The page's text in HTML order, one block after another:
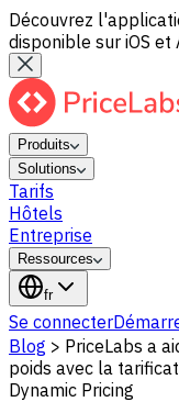
Découvrez
disponible sur iOS et
Produits
Solutions
Tarifs
Hôtels
Entreprise
Ressources
fr
Se connecter
Blog > PriceLabs a
poids avec la
Dynamic Pricing